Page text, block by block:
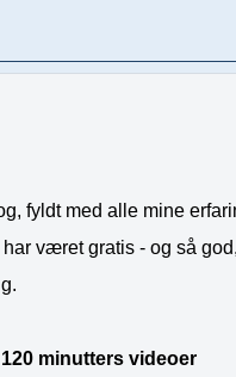
fyldt med alle mine
været gratis - og så
120 minutters videoer